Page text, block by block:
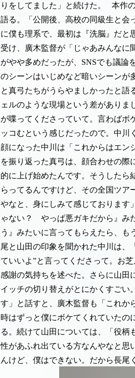
りをしてました」と続けた。
本作
語る。「公開後、高校の同級生と会
に僕も理系で、最初は『洗脳』だと
受け、廣木監督が「じゃあみんなに
がやや多めだったが、SNSでも議論
のシーンはいじめなど暗いシーンが
と真弓たちがうらやましかったと語
ェルのような現場という差がありま
が喋ってくださっていて。言わばボ
ッコむという感じだったので。中
顔になった中川は「これからはエン
を振り返った真弓は、顔合わせの
的に上げ始めたんです。そうしたら
らってるんですけど、その全国ツア
やなと、身にしみて感じております
ゃない？ やっぱ悪ガキだから』み
う』みたいに言ってもらえたら、も
尾と山田の印象を聞かれた中川は、
ていいよ”と言ってくださって。お
感謝の気持ちを述べた。さらに山田
イッチの切り替えがとにかくすごい
す」と話すと、廣木監督も「これか
時はずっと僕にボケてくれていたの
る。続けて山田については、「役柄
性があふれ出ている方なんやなと思
んけど、僕はできない。だから長尾